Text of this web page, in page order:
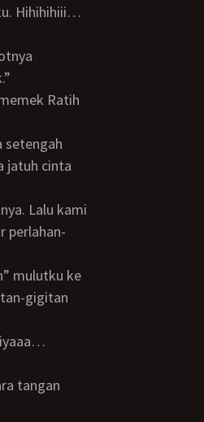
Hihihihiii…
jatuh cinta
perlahan-
gigitan